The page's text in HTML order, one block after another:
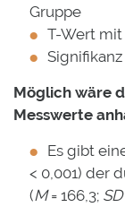
Gruppe
T-Wert
Signifikanz
Möglich wäre
Messwerte
Es gibt
< 0,001) der
(M= 166,3; SD